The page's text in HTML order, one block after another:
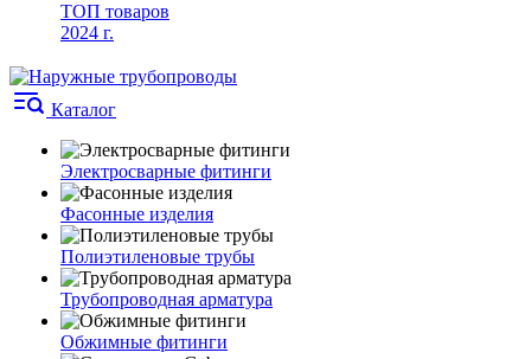
ТОП товаров
2024 г.
Каталог
Электросварные фитинги
Фасонные изделия
Полиэтиленовые трубы
Трубопроводная арматура
Обжимные фитинги